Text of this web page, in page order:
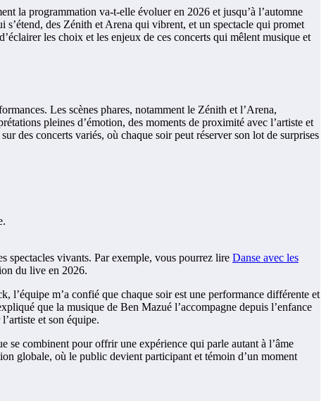
la programmation va-t-elle évoluer en 2026 et jusqu’à l’automne
des Zénith et Arena qui vibrent, et un spectacle qui promet
les choix et les enjeux de ces concerts qui mêlent musique et
Les scènes phares, notamment le Zénith et l’Arena,
pleines d’émotion, des moments de proximité avec l’artiste et
des concerts variés, où chaque soir peut réserver son lot de surprises
spectacles vivants. Par exemple, vous pourrez lire Danse avec les
du live en 2026.
l’équipe m’a confié que chaque soir est une performance différente et
que la musique de Ben Mazué l’accompagne depuis l’enfance
et son équipe.
se combinent pour offrir une expérience qui parle autant à l’âme
globale, où le public devient participant et témoin d’un moment